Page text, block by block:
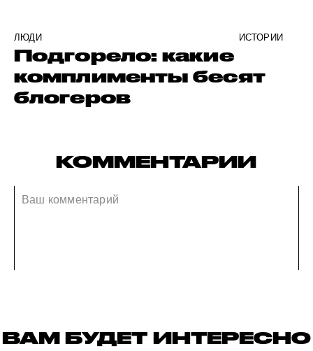
ЛЮДИ ИСТОРИИ
Подгорело: какие
комплименты бесят
блогеров
КОММЕНТАРИИ
ВАМ БУДЕТ ИНТЕРЕСНО